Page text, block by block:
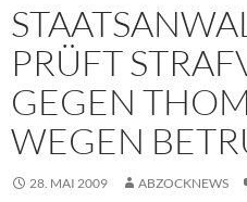
PRÜFT
GEGEN
WEGEN
28. MAI 2009 ABZOCKNEWS